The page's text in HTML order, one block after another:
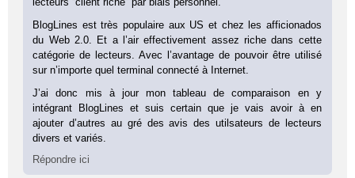
BlogLines est très populaire aux US et chez les afficionados
du Web 2.0. Et a l’air effectivement assez riche dans cette
catégorie de lecteurs. Avec l’avantage de pouvoir être utilisé
sur n’importe quel terminal connecté à Internet.
J’ai donc mis à jour mon tableau de comparaison en y
intégrant BlogLines et suis certain que je vais avoir à en
ajouter d’autres au gré des avis des utilsateurs de lecteurs
divers et variés.
Répondre ici